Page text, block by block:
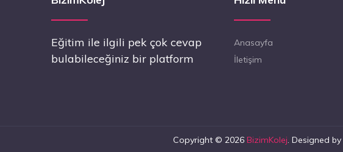
Eğitim ile ilgili pek çok cevap
bulabileceğiniz bir platform
Anasayfa
İletişim
Copyright © 2026 BizimKolej. Designed by